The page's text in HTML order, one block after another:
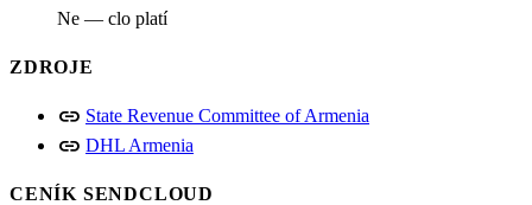
Ne — clo platí
ZDROJE
link State Revenue Committee of Armenia
link DHL Armenia
CENÍK SENDCLOUD